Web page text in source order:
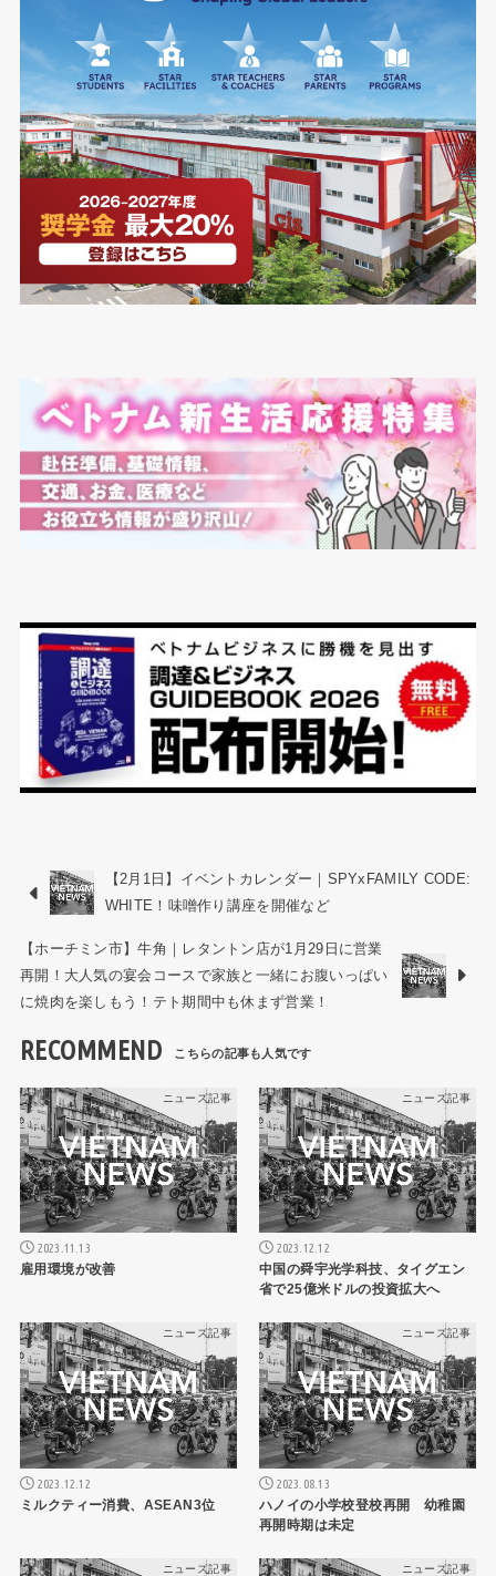
【2月1日】イベントカレンダー｜SPYxFAMILY CODE:
WHITE！味噌作り講座を開催など
【ホーチミン市】牛角｜レタントン店が1月29日に営業
再開！大人気の宴会コースで家族と一緒にお腹いっぱい
に焼肉を楽しもう！テト期間中も休まず営業！
RECOMMEND
ニュース記事
2023.11.13
雇用環境が改善
ニュース記事
2023.12.12
中国の舜宇光学科技、タイグエン
省で25億米ドルの投資拡大へ
ニュース記事
2023.12.12
ミルクティー消費、ASEAN3位
ニュース記事
2023.08.13
ハノイの小学校登校再開 幼稚園
再開時期は未定
ニュース記事 ニュース記事